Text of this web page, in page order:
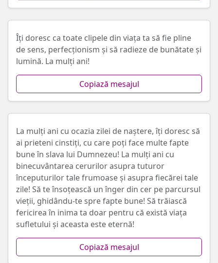
Îți doresc ca toate clipele din viața ta să fie pline
de sens, perfecționism și să radieze de bunătate și
lumină. La mulți ani!
Copiază mesajul
La mulți ani cu ocazia zilei de naștere, îți doresc să
ai prieteni cinstiți, cu care poți face multe fapte
bune în slava lui Dumnezeu! La mulți ani cu
binecuvântarea cerurilor asupra tuturor
începuturilor tale frumoase și asupra fiecărei tale
zile! Să te însoțească un înger din cer pe parcursul
vieții, ghidându-te spre fapte bune! Să trăiască
fericirea în inima ta doar pentru că există viața
sufletului și aceasta este eternă!
Copiază mesajul